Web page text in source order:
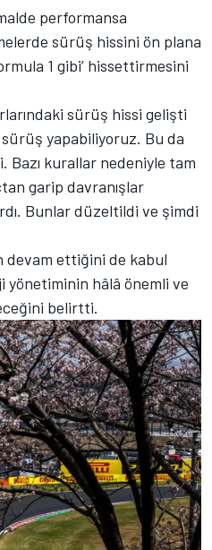
performansa
sürüş hissini ön plana
1 gibi’ hissettirmesini
sürüş hissi gelişti
yapabiliyoruz. Bu da
Bazı kurallar nedeniyle tam
garip davranışlar
Bunlar düzeltildi ve şimdi
devam ettiğini de kabul
yönetiminin hâlâ önemli ve
belirtti.